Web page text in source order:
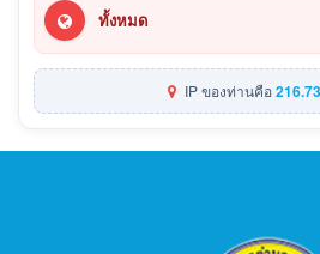
ทั้งหมด
IP ของท่านคือ